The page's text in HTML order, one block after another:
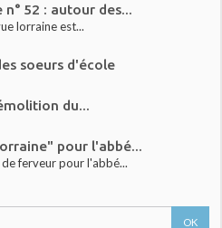
52 : autour des...
lorraine est...
soeurs d'école
du...
pour l'abbé...
ferveur pour l'abbé...